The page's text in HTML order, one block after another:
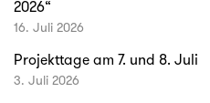
2026“
16. Juli 2026
Projekttage am 7. und 8. Juli
3. Juli 2026